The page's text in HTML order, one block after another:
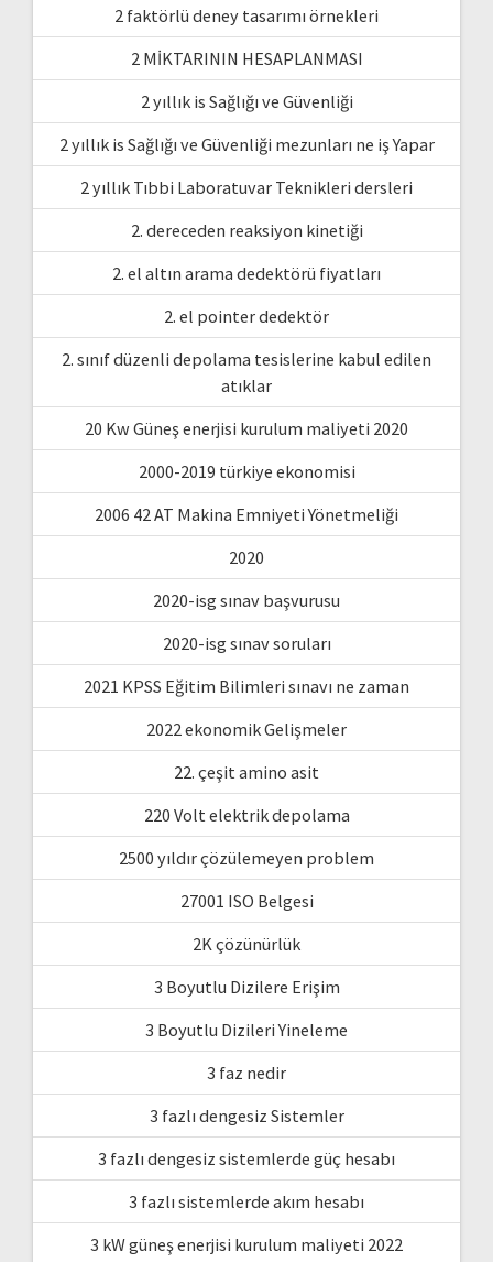
2 faktörlü deney tasarımı örnekleri
2 MİKTARININ HESAPLANMASI
2 yıllık is Sağlığı ve Güvenliği
2 yıllık is Sağlığı ve Güvenliği mezunları ne iş Yapar
2 yıllık Tıbbi Laboratuvar Teknikleri dersleri
2. dereceden reaksiyon kinetiği
2. el altın arama dedektörü fiyatları
2. el pointer dedektör
2. sınıf düzenli depolama tesislerine kabul edilen
atıklar
20 Kw Güneş enerjisi kurulum maliyeti 2020
2000-2019 türkiye ekonomisi
2006 42 AT Makina Emniyeti Yönetmeliği
2020
2020-isg sınav başvurusu
2020-isg sınav soruları
2021 KPSS Eğitim Bilimleri sınavı ne zaman
2022 ekonomik Gelişmeler
22. çeşit amino asit
220 Volt elektrik depolama
2500 yıldır çözülemeyen problem
27001 ISO Belgesi
2K çözünürlük
3 Boyutlu Dizilere Erişim
3 Boyutlu Dizileri Yineleme
3 faz nedir
3 fazlı dengesiz Sistemler
3 fazlı dengesiz sistemlerde güç hesabı
3 fazlı sistemlerde akım hesabı
3 kW güneş enerjisi kurulum maliyeti 2022